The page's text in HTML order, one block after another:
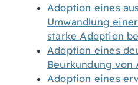
Adoption eines
Umwandlung
starke Adoption
Adoption eines
Beurkundung von
Adoption eines